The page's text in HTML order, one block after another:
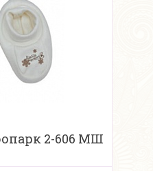
2-606 МШ